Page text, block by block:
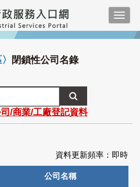
〉 閉鎖性公司名錄
司/商業/工廠登記資料
資料更新頻率：即時
公司名稱